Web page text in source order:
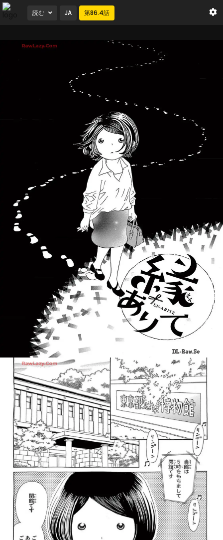
読む JA 第86.4話